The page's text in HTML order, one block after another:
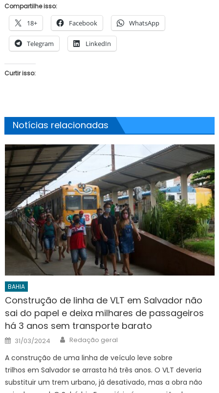
Compartilhe isso:
18+ Facebook WhatsApp
Telegram LinkedIn
Curtir isso:
Notícias relacionadas
BAHIA
Construção de linha de VLT em Salvador não
sai do papel e deixa milhares de passageiros
há 3 anos sem transporte barato
Posted
on
31/03/2024 Author
Redação geral
A construção de uma linha de veículo leve sobre
trilhos em Salvador se arrasta há três anos. O VLT deveria
substituir um trem urbano, já desativado, mas a obra não